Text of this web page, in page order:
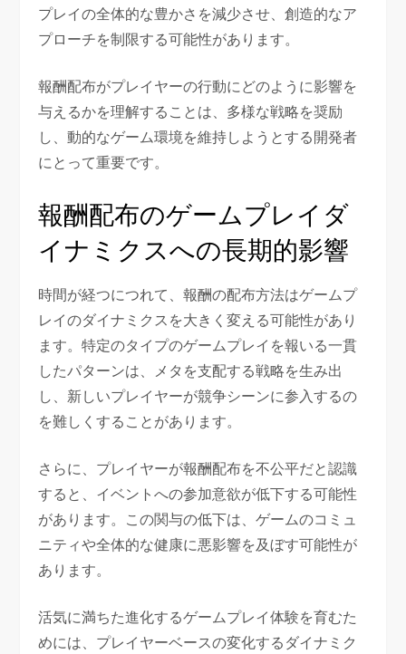
プレイの全体的な豊かさを減少させ、創造的なア
プローチを制限する可能性があります。
報酬配布がプレイヤーの行動にどのように影響を
与えるかを理解することは、多様な戦略を奨励
し、動的なゲーム環境を維持しようとする開発者
にとって重要です。
報酬配布のゲームプレイダ
イナミクスへの長期的影響
時間が経つにつれて、報酬の配布方法はゲームプ
レイのダイナミクスを大きく変える可能性があり
ます。特定のタイプのゲームプレイを報いる一貫
したパターンは、メタを支配する戦略を生み出
し、新しいプレイヤーが競争シーンに参入するの
を難しくすることがあります。
さらに、プレイヤーが報酬配布を不公平だと認識
すると、イベントへの参加意欲が低下する可能性
があります。この関与の低下は、ゲームのコミュ
ニティや全体的な健康に悪影響を及ぼす可能性が
あります。
活気に満ちた進化するゲームプレイ体験を育むた
めには、プレイヤーベースの変化するダイナミク